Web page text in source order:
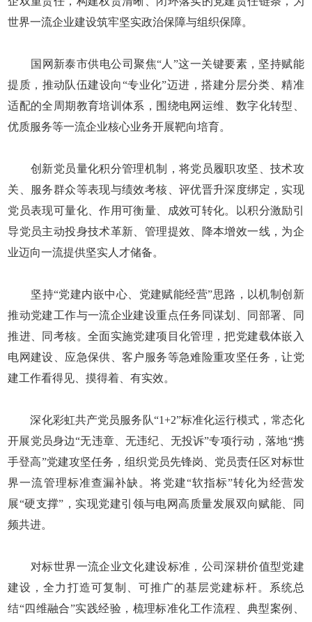
世界一流企业建设筑牢坚实政治保障与组织保障。
国网新泰市供电公司聚焦“人”这一关键要素，坚持赋能
提质，推动队伍建设向“专业化”迈进，搭建分层分类、精准
适配的全周期教育培训体系，围绕电网运维、数字化转型、
优质服务等一流企业核心业务开展靶向培育。
创新党员量化积分管理机制，将党员履职攻坚、技术攻
关、服务群众等表现与绩效考核、评优晋升深度绑定，实现
党员表现可量化、作用可衡量、成效可转化。以积分激励引
导党员主动投身技术革新、管理提效、降本增效一线，为企
业迈向一流提供坚实人才储备。
坚持“党建内嵌中心、党建赋能经营”思路，以机制创新
推动党建工作与一流企业建设重点任务同谋划、同部署、同
推进、同考核。全面实施党建项目化管理，把党建载体嵌入
电网建设、应急保供、客户服务等急难险重攻坚任务，让党
建工作看得见、摸得着、有实效。
深化彩虹共产党员服务队“1+2”标准化运行模式，常态化
开展党员身边“无违章、无违纪、无投诉”专项行动，落地“携
手登高”党建攻坚任务，组织党员先锋岗、党员责任区对标世
界一流管理标准查漏补缺。将党建“软指标”转化为经营发
展“硬支撑”，实现党建引领与电网高质量发展双向赋能、同
频共进。
对标世界一流企业文化建设标准，公司深耕价值型党建
建设，全力打造可复制、可推广的基层党建标杆。系统总
结“四维融合”实践经验，梳理标准化工作流程、典型案例、